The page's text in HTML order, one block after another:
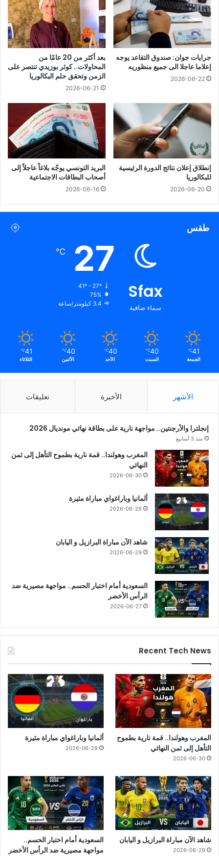
جرايات جوان: صندوق التقاعد يوجه
إعلاما عاجلا الى جميع منظوريه
2026-06-22
بعد أكثر من 20 عامًا من
المحاولات.. كوثر بوزيدي تنتصر على
الزمن وتحقق حلم البكالوريا
2026-06-21
إنطلاق إعلان نتائج الدورة الرئيسية
للبكالوريا
2026-06-20
البريد التونسي يوجّه بلاغاً عاجلاً إلى
أصحاب البطاقات الاجتماعية
2026-06-16
طقس
Sfax
سماء صافية
27
℃
41º - 27º
75%
3.4 كيلومتر/ساعة
41
℃
الجمعة
40
℃
السبت
40
℃
الأحد
40
℃
الأثنين
41
℃
الثلاثاء
الأشهر الأخيرة تعليقات
إنجلترا والأرجنتين.. مواجهة نارية على بطاقة نهائي مونديال 2026
منذ 3 أسابيع
المغرب وهولندا.. قمة نارية بطموح التأهل إلى ثمن
النهائي
2026-06-30
ألمانيا وباراغواي مباراة مثيرة
2026-06-29
شاهد الآن مباراة البرازيل و اليابان
2026-06-29
السعودية أمام اختبار الحسم.. مواجهة مصيرية ضد
الرأس الأخضر
2026-06-27
Recent Tech News
المغرب وهولندا.. قمة نارية بطموح
التأهل إلى ثمن النهائي
2026-06-30
ألمانيا وباراغواي مباراة مثيرة
2026-06-29
شاهد الآن مباراة البرازيل و اليابان
2026-06-29
السعودية أمام اختبار الحسم..
مواجهة مصيرية ضد الرأس الأخضر